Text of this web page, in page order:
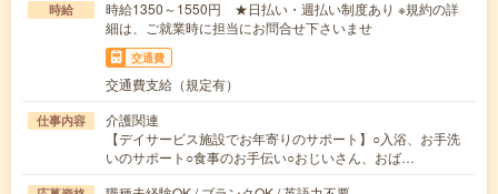
時給
時給1350～1550円 ★日払い・週払い制度あり ※規約の詳
細は、ご就業時に担当にお問合せ下さいませ
交通費
交通費支給（規定有）
仕事内容
介護関連
【デイサービス施設でお年寄りのサポート】○入浴、お手洗
いのサポート○食事のお手伝い○おじいさん、おば…